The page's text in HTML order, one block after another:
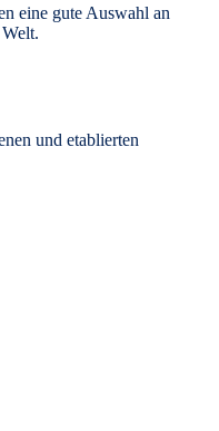
eine gute Auswahl an
und etablierten